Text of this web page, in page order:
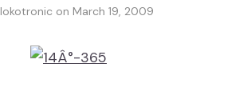
lokotronic on March 19, 2009